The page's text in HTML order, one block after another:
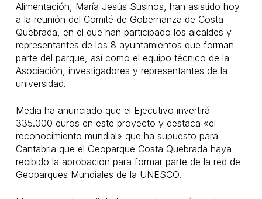
Alimentación, María Jesús Susinos, han asistido hoy
a la reunión del Comité de Gobernanza de Costa
Quebrada, en el que han participado los alcaldes y
representantes de los 8 ayuntamientos que forman
parte del parque, así como el equipo técnico de la
Asociación, investigadores y representantes de la
universidad.
Media ha anunciado que el Ejecutivo invertirá
335.000 euros en este proyecto y destaca «el
reconocimiento mundial» que ha supuesto para
Cantabria que el Geoparque Costa Quebrada haya
recibido la aprobación para formar parte de la red de
Geoparques Mundiales de la UNESCO.